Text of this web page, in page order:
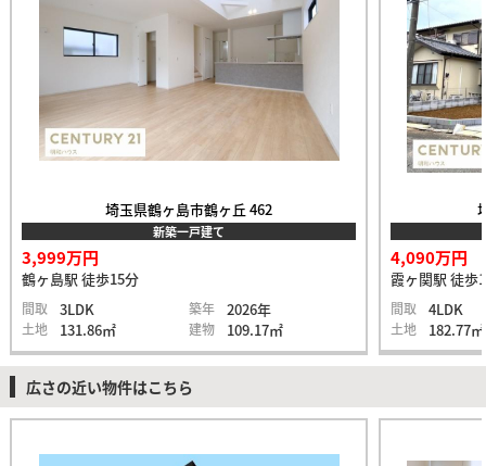
埼玉県鶴ヶ島市鶴ヶ丘 462
新築一戸建て
3,999万円
鶴ヶ島駅 徒歩15分
間取 3LDK 築年 2026年
土地 131.86㎡ 建物 109.17㎡
4,090万円
霞ヶ関駅 徒歩
間取 4LDK
土地 182.77㎡
広さの近い物件はこちら